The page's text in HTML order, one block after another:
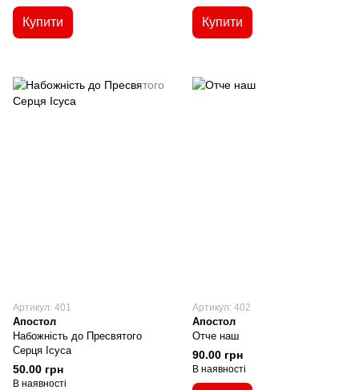
Купити Купити
Артикул: 401
Апостол
Набожність до Пресвятого
Серця Ісуса
50.00 грн
В наявності
Артикул: 402
Апостол
Отче наш
90.00 грн
В наявності